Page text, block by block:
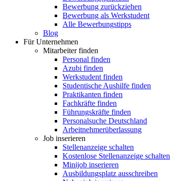
Bewerbung zurückziehen
Bewerbung als Werkstudent
Alle Bewerbungstipps
Blog
Für Unternehmen
Mitarbeiter finden
Personal finden
Azubi finden
Werkstudent finden
Studentische Aushilfe finden
Praktikanten finden
Fachkräfte finden
Führungskräfte finden
Personalsuche Deutschland
Arbeitnehmerüberlassung
Job inserieren
Stellenanzeige schalten
Kostenlose Stellenanzeige schalten
Minijob inserieren
Ausbildungsplatz ausschreiben